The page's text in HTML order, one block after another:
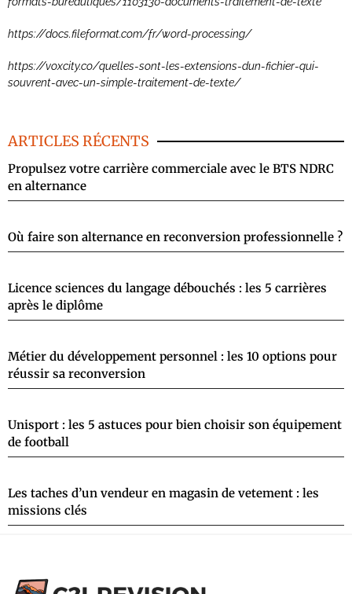
https://docs.fileformat.com/fr/word-processing/
https://voxcity.co/quelles-sont-les-extensions-dun-fichier-qui-
souvrent-avec-un-simple-traitement-de-texte/
ARTICLES RÉCENTS
Propulsez votre carrière commerciale avec le BTS NDRC
en alternance
Où faire son alternance en reconversion professionnelle ?
Licence sciences du langage débouchés : les 5 carrières
après le diplôme
Métier du développement personnel : les 10 options pour
réussir sa reconversion
Unisport : les 5 astuces pour bien choisir son équipement
de football
Les taches d’un vendeur en magasin de vetement : les
missions clés